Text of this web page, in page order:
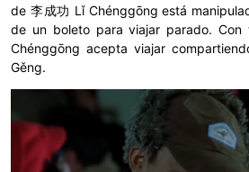
de 李成功 Lǐ Chénggōng está
de un boleto para viajar parado.
Chénggōng acepta viajar
Gěng.